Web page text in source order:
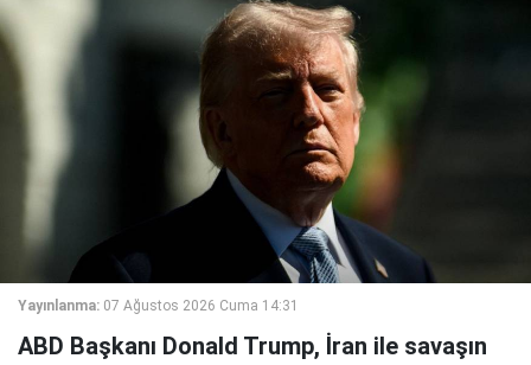
Yayınlanma: 07 Ağustos 2026 Cuma 14:31
ABD Başkanı Donald Trump, İran ile savaşın